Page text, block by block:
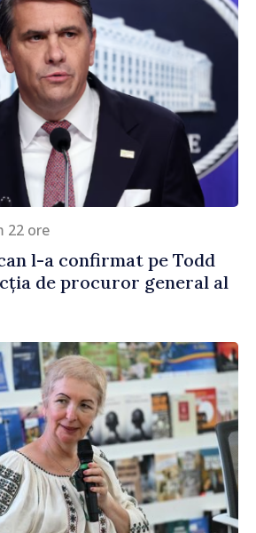
22 ore
l-a confirmat pe Todd
de procuror general al